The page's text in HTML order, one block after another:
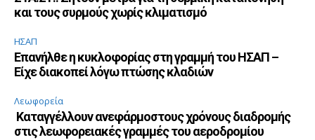
και τους συρμούς χωρίς κλιματισμό
ΗΣΑΠ
Επανήλθε η κυκλοφορίας στη γραμμή του ΗΣΑΠ –
Είχε διακοπεί λόγω πτώσης κλαδιών
Λεωφορεία
Καταγγέλλουν ανεφάρμοστους χρόνους διαδρομής
στις λεωφορειακές γραμμές του αεροδρομίου